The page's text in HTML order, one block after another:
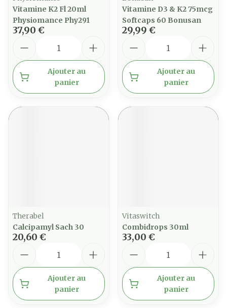
Vitamine K2 Fl 20ml
Physiomance Phy291
37,90 €
Ajouter au
panier
Vitamine D3 & K2 75mcg
Softcaps 60 Bonusan
29,99 €
Ajouter au
panier
Therabel
Calcipamyl Sach 30
20,60 €
Ajouter au
panier
Vitaswitch
Combidrops 30ml
33,00 €
Ajouter au
panier